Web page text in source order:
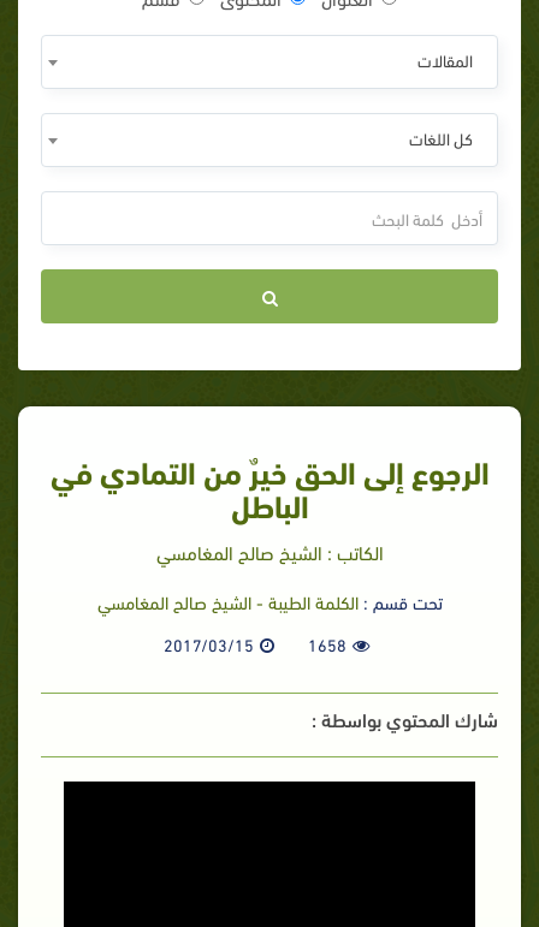
المقالات
كل اللغات
الرجوع إلى الحق خيرٌ من التمادي في
الباطل
الكاتب : الشيخ صالح المغامسي
تحت قسم :الكلمة الطيبة - الشيخ صالح المغامسي
1658
2017/03/15
شارك المحتوي بواسطة :